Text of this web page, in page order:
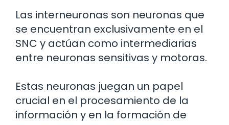
Las interneuronas son neuronas que
se encuentran exclusivamente en el
SNC y actúan como intermediarias
entre neuronas sensitivas y motoras.
Estas neuronas juegan un papel
crucial en el procesamiento de la
información y en la formación de